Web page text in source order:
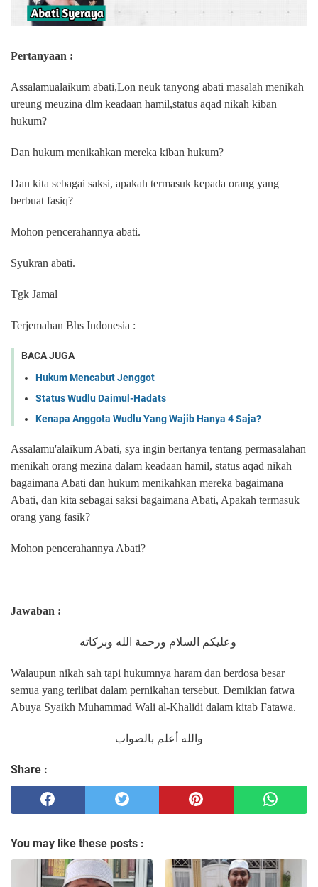
Pertanyaan :
Assalamualaikum abati,Lon neuk tanyong abati masalah menikah
ureung meuzina dlm keadaan hamil,status aqad nikah kiban
hukum?
Dan hukum menikahkan mereka kiban hukum?
Dan kita sebagai saksi, apakah termasuk kepada orang yang
berbuat fasiq?
Mohon pencerahannya abati.
Syukran abati.
Tgk Jamal
Terjemahan Bhs Indonesia :
BACA JUGA
Hukum Mencabut Jenggot
Status Wudlu Daimul-Hadats
Kenapa Anggota Wudlu Yang Wajib Hanya 4 Saja?
Assalamu'alaikum Abati, sya ingin bertanya tentang permasalahan
menikah orang mezina dalam keadaan hamil, status aqad nikah
bagaimana Abati dan hukum menikahkan mereka bagaimana
Abati, dan kita sebagai saksi bagaimana Abati, Apakah termasuk
orang yang fasik?
Mohon pencerahannya Abati?
===========
Jawaban :
Walaupun nikah sah tapi hukumnya haram dan berdosa besar
semua yang terlibat dalam pernikahan tersebut. Demikian fatwa
Abuya Syaikh Muhammad Wali al-Khalidi dalam kitab Fatawa.
والله أعلم بالصواب
Share :
You may like these posts :